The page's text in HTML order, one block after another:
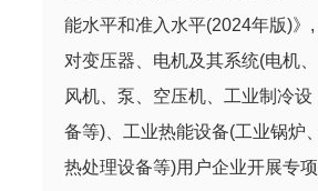
能水平和准入水平(2024年版)》,
对变压器、电机及其系统(电机、
风机、泵、空压机、工业制冷设
备等)、工业热能设备(工业锅炉、
热处理设备等)用户企业开展专项